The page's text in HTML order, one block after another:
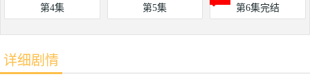
第4集 第5集 第6集完结
详细剧情